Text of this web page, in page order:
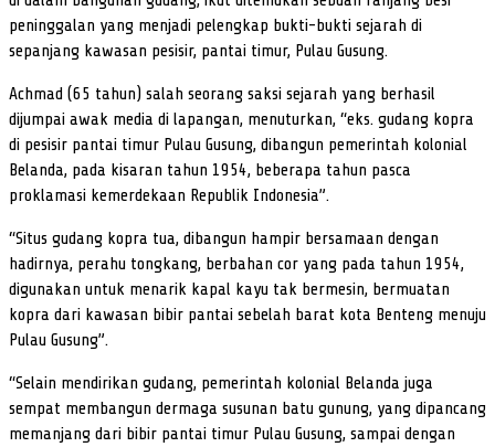
peninggalan yang menjadi pelengkap bukti-bukti sejarah di
sepanjang kawasan pesisir, pantai timur, Pulau Gusung.
Achmad (65 tahun) salah seorang saksi sejarah yang berhasil
dijumpai awak media di lapangan, menuturkan, “eks. gudang kopra
di pesisir pantai timur Pulau Gusung, dibangun pemerintah kolonial
Belanda, pada kisaran tahun 1954, beberapa tahun pasca
proklamasi kemerdekaan Republik Indonesia”.
“Situs gudang kopra tua, dibangun hampir bersamaan dengan
hadirnya, perahu tongkang, berbahan cor yang pada tahun 1954,
digunakan untuk menarik kapal kayu tak bermesin, bermuatan
kopra dari kawasan bibir pantai sebelah barat kota Benteng menuju
Pulau Gusung”.
“Selain mendirikan gudang, pemerintah kolonial Belanda juga
sempat membangun dermaga susunan batu gunung, yang dipancang
memanjang dari bibir pantai timur Pulau Gusung, sampai dengan